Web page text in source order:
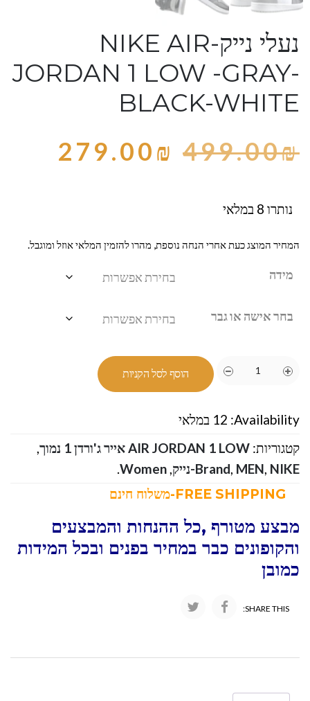
נעלי נייק-NIKE AIR
JORDAN 1 LOW -GRAY-
BLACK-WHITE
499.00₪
279.00₪
נותרו 8 במלאי
המחיר המוצג כעת אחרי הנחה נוספת, מהרו להזמין המלאי אוזל ומוגבל.
מידה
בחר אישה או גבר
הוסף לסל הקניות
Availability: 12 במלאי
קטגוריות: AIR JORDAN 1 LOW אייר ג'ורדן 1 נמוך
,
Brand, MEN, NIKE-נייק ,
Women
.
מבצע מטורף ,כל ההנחות והמבצעים
והקופונים כבר במחיר בפנים ובכל המידות
כמובן
SHARE THIS: